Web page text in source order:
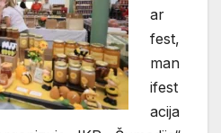
ar
fest,
man
ifest
acija